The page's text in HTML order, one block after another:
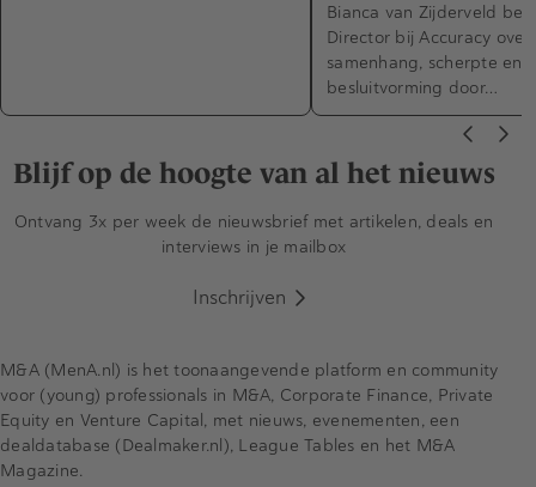
Bianca van Zijderveld
Director bij Accuracy over
samenhang, scherpte en
besluitvorming door…
Blijf op de hoogte van al het nieuws
Ontvang 3x per week de nieuwsbrief met artikelen, deals en
interviews in je mailbox
Inschrijven
M&A (MenA.nl) is het toonaangevende platform en community
voor (young) professionals in M&A, Corporate Finance, Private
Equity en Venture Capital, met nieuws, evenementen, een
dealdatabase (Dealmaker.nl), League Tables en het M&A
Magazine.